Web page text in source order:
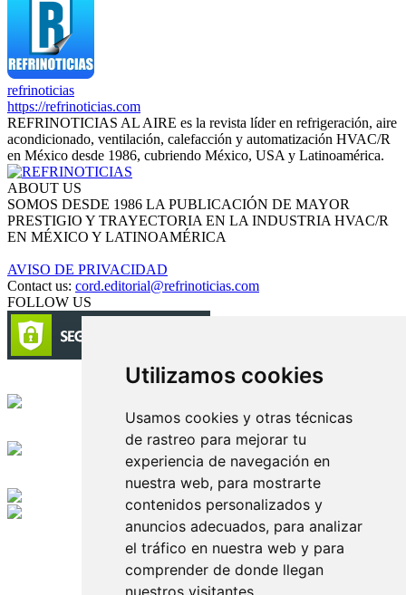
Utilizamos cookies
Usamos cookies y otras técnicas
de rastreo para mejorar tu
experiencia de navegación en
nuestra web, para mostrarte
contenidos personalizados y
anuncios adecuados, para analizar
el tráfico en nuestra web y para
comprender de donde llegan
nuestros visitantes.
refrinoticias
https://refrinoticias.com
REFRINOTICIAS AL AIRE es la revista líder en refrigeración, aire
acondicionado, ventilación, calefacción y automatización HVAC/R
en México desde 1986, cubriendo México, USA y Latinoamérica.
ABOUT US
SOMOS DESDE 1986 LA PUBLICACIÓN DE MAYOR
PRESTIGIO Y TRAYECTORIA EN LA INDUSTRIA HVAC/R
EN MÉXICO Y LATINOAMÉRICA
AVISO DE PRIVACIDAD
Contact us: cord.editorial@refrinoticias.com
FOLLOW US
Circulación certificada
Edición digital con tecnología
Playa Revolcadero 222 Col. Reforma Iztaccihuatl Norte C.P. 08810
CIUDAD DE MEXICO
Conmutador CIUDAD DE MEXICO (+52) 555 740 4476, 555 740